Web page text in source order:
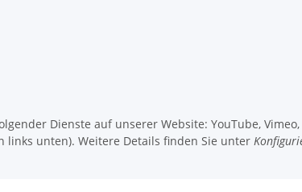
Dienste auf unserer Website: YouTube,
links unten). Weitere Details finden Sie unter